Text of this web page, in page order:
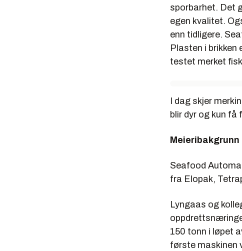
sporbarhet. Det
egen kvalitet.
enn tidligere.
Plasten i
testet merket
I dag skjer
blir dyr og kun få
Meieribakgrunn
Seafood
fra Elopak,
Lyngaas og
150 tonn i løpet
første maskinen